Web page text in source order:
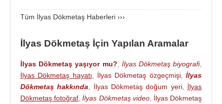
2008 yılında Rektörlük seçimine katıldı ve
Cumhurbaşkanı
Abdullah Gül
2008-2012 dönemi için Rektör olarak atandı.
Prof. Dr. İlyas Dökmetaş, evlidir.
Prof. Dr. İlyas Dökmetaş, aids savaşım derneği,
viral hepatitle savaşım derneği, ankem derneği,
Tüm İlyas Dökmetaş Haberleri ›››
İlyas Dökmetaş İçin Yapılan Aramalar
İlyas Dökmetaş yaşıyor mu? İlyas Dökmetaş biyografi,
İlyas Dökmetaş hayatı
İlyas Dökmetaş özgeçmişi,İlyas
Dökmetaş hakkında
İlyas Dökmetaş doğum yeri, İlyas
Dökmetaş fotoğraf ,İlyas Dökmetaş video, İlyas Dökmetaş